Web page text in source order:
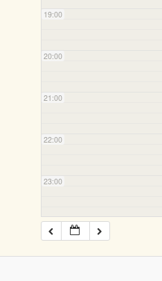
19:00
20:00
21:00
22:00
23:00